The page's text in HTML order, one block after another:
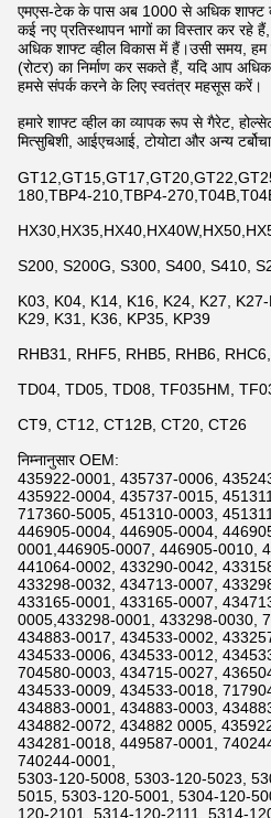
एमएस-टेक के पास अब 1000 से अधिक शाफ्ट
कई नए प्रतिस्थापन भागों का विस्तार कर रहे
अधिक शाफ्ट व्हील विकास में हैं।उसी समय, हम
(रोटर) का निर्माण कर सकते हैं, यदि आप
हमसे संपर्क करने के लिए स्वतंत्र महसूस करें।
हमारे शाफ्ट व्हील का व्यापक रूप से गैरेट,
मित्सुबिशी, आईएचआई, टोयोटा और अन्य
180,TBP4-210,TBP4-
S200, S200G, S300, S400, S410,
K03, K04, K14, K16, K24, K27,
K29, K31, K36, KP35, KP39
RHB31, RHF5, RHB5, RHB6,
TD04, TD05, TD08, TF035HM,
CT9, CT12, CT12B, CT20, CT26
निम्नानुसार OEM:
435922-0001, 435737-0006,
435922-0004, 435737-0015,
717360-5005, 451310-0003,
446905-0004, 446905-0004,
0001,446905-0007, 446905-0010,
441064-0002, 433290-0042,
433298-0032, 434713-0007,
433165-0001, 433165-0007,
0005,433298-0001, 433298-0030,
434883-0017, 434533-0002,
434533-0006, 434533-0012,
704580-0003, 434715-0027,
434533-0009, 434533-0018,
434883-0001, 434883-0003,
434882-0072, 434882 0005,
434281-0018, 449587-0001,
740244-0001,
5303-120-5008, 5303-120-5023,
5015, 5303-120-5001, 5304-120-
120-2101, 5314-120-2111, 5314-